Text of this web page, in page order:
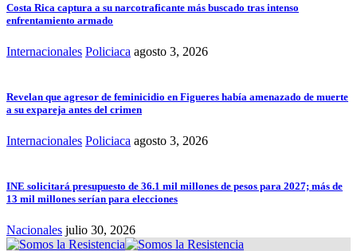
Costa Rica captura a su narcotraficante más buscado tras intenso
enfrentamiento armado
Internacionales Policiaca agosto 3, 2026
Revelan que agresor de feminicidio en Figueres había amenazado de muerte
a su expareja antes del crimen
Internacionales Policiaca agosto 3, 2026
INE solicitará presupuesto de 36.1 mil millones de pesos para 2027; más de
13 mil millones serían para elecciones
Nacionales julio 30, 2026